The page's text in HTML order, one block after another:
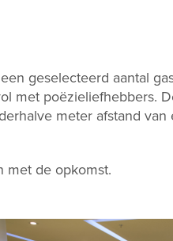
geselecteerd aantal
met poëzieliefhebbers.
meter afstand van
met de opkomst.